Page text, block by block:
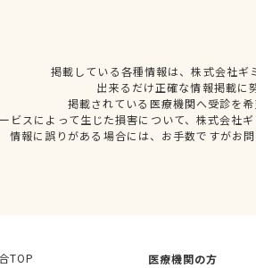
掲載している各種情報は、株式会社
出来るだけ正確な情報掲載に
掲載されている医療機関へ受診を
ビスによって生じた損害について、株式会社
情報に誤りがある場合には、お手数ですがお
TOP
医療機関の方